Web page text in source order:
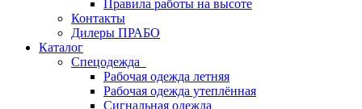
Правила работы на высоте
Контакты
Дилеры ПРАБО
Каталог
Спецодежда
Рабочая одежда летняя
Рабочая одежда утеплённая
Сигнальная одежда